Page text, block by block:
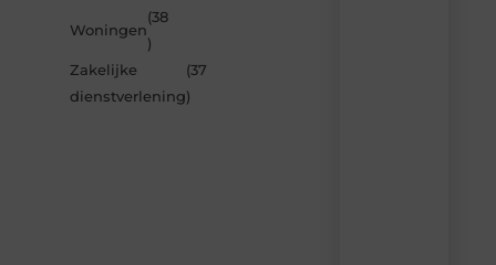
Woningen
(38
)
Zakelijke
dienstverlening
(37
)